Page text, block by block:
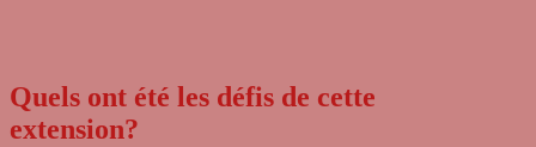
Quels ont été les défis de cette
extension?